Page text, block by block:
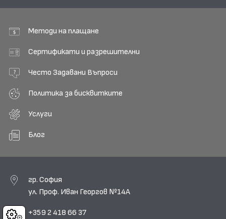
Cookies
Методи на плащане
Сертификати и разрешителни
Често Задавани Въпроси
Политика за бисквитките
Услуги
Блог
гр. София
ул. Проф. Иван Георгов №14А
+359 2 418 66 37